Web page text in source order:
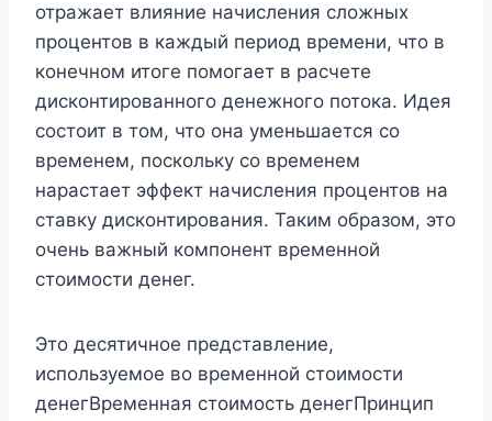
отражает влияние начисления сложных
процентов в каждый период времени, что в
конечном итоге помогает в расчете
дисконтированного денежного потока. Идея
состоит в том, что она уменьшается со
временем, поскольку со временем
нарастает эффект начисления процентов на
ставку дисконтирования. Таким образом, это
очень важный компонент временной
стоимости денег.
Это десятичное представление,
используемое во временной стоимости
денегВременная стоимость денегПринцип